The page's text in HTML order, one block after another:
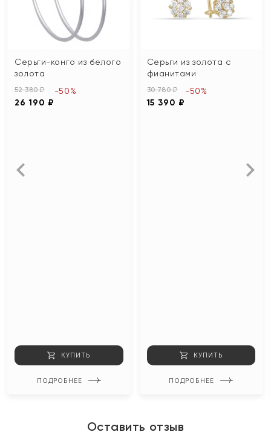
Серьги-конго из белого
золота
52 380 ₽
26 190 ₽
-50%
КУПИТЬ
ПОДРОБНЕЕ
Серьги из золота с
фианитами
30 780 ₽
15 390 ₽
-50%
КУПИТЬ
ПОДРОБНЕЕ
Оставить отзыв